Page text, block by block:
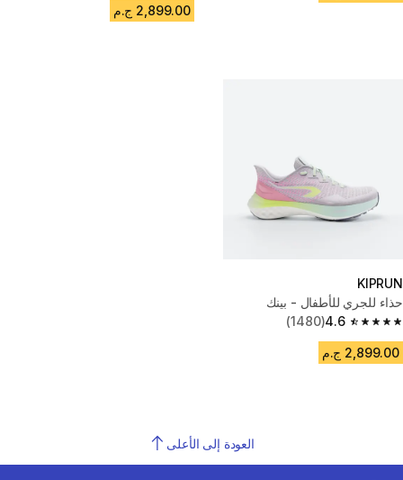
2,899.00 ج.م
KIPRUN
حذاء للجري للأطفال - بينك
4.6
4.6 out of 5 stars from 1480 reviews
(1480)
2,899.00 ج.م
العودة إلى الأعلى